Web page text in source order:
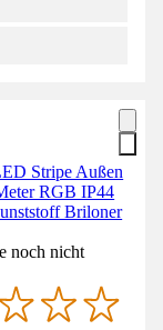
Stripe Außen
RGB IP44
Briloner
noch nicht